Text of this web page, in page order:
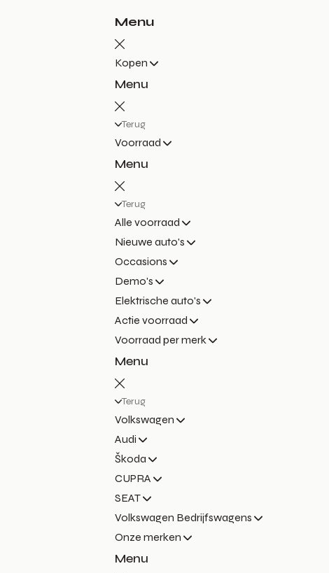
Menu
Kopen
Menu
Terug
Voorraad
Menu
Terug
Alle voorraad
Nieuwe auto's
Occasions
Demo's
Elektrische auto's
Actie voorraad
Voorraad per merk
Menu
Terug
Volkswagen
Audi
Škoda
CUPRA
SEAT
Volkswagen Bedrijfswagens
Onze merken
Menu